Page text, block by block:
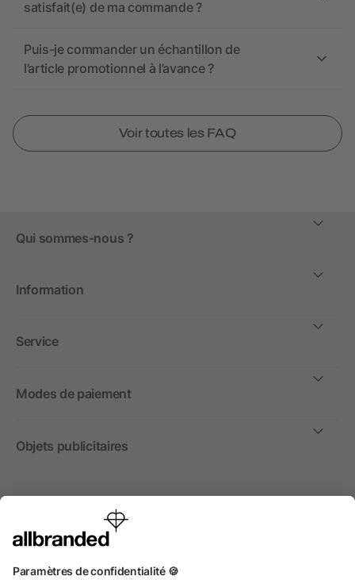
satisfait(e) de ma commande ?
Puis-je commander un échantillon de
l’article promotionnel à l’avance ?
Voir toutes les FAQ
Qui sommes-nous ?
Information
Service
Modes de paiement
Objets publicitaires
International